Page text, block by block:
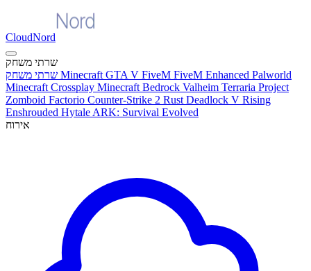
CloudNord
שרתי משחק
Minecraft GTA V FiveM FiveM Enhanced Palworld
Minecraft Crossplay Minecraft Bedrock Valheim Terraria Project
Zomboid Factorio Counter-Strike 2 Rust Deadlock V Rising
Enshrouded Hytale ARK: Survival Evolved
אירוח